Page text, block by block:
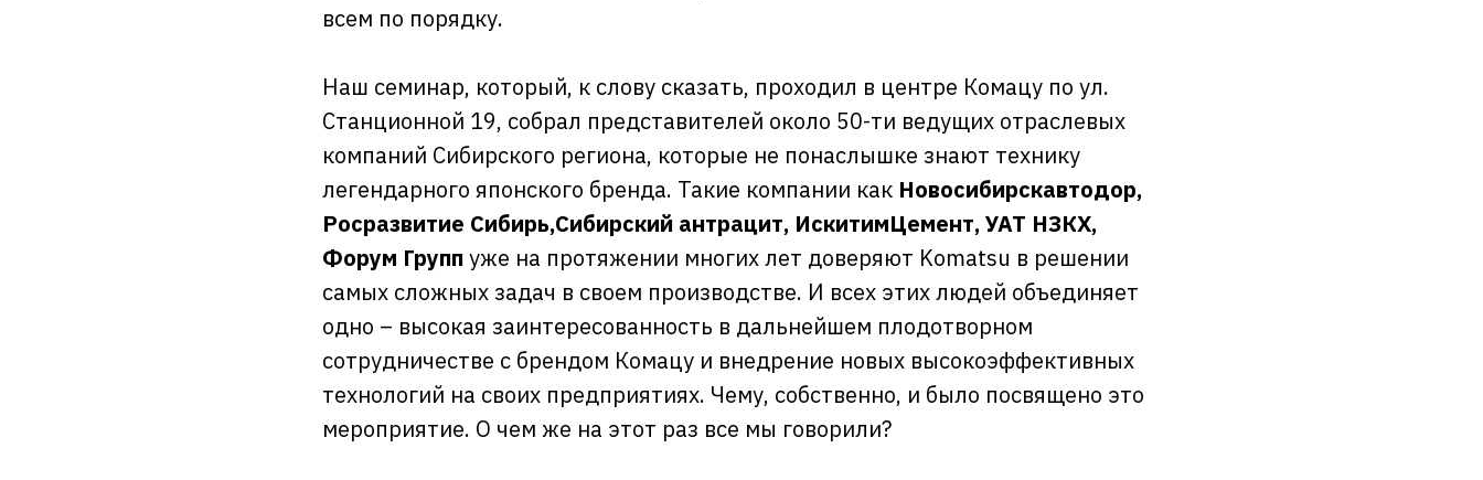
всем по порядку.
Наш семинар, который, к слову сказать, проходил в центре Комацу по ул.
Станционной 19, собрал представителей около 50-ти ведущих отраслевых
компаний Сибирского региона, которые не понаслышке знают технику
легендарного японского бренда. Такие компании как Новосибирскавтодор,
Росразвитие Сибирь,Сибирский антрацит, ИскитимЦемент, УАТ НЗКХ,
Форум Групп уже на протяжении многих лет доверяют Komatsu в решении
самых сложных задач в своем производстве. И всех этих людей объединяет
одно – высокая заинтересованность в дальнейшем плодотворном
сотрудничестве с брендом Комацу и внедрение новых высокоэффективных
технологий на своих предприятиях. Чему, собственно, и было посвящено это
мероприятие. О чем же на этот раз все мы говорили?